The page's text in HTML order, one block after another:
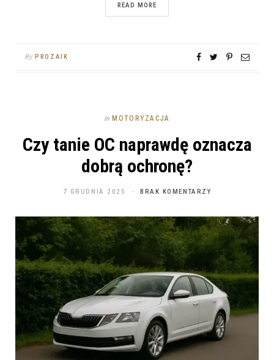
READ MORE
By PROZAIK
In MOTORYZACJA
Czy tanie OC naprawdę oznacza
dobrą ochronę?
7 GRUDNIA 2025 BRAK KOMENTARZY